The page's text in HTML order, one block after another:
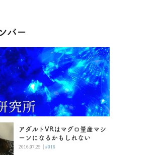
バー
アダルトVRはマグロ量産マシ
ーンになるかもしれない
2016.07.29 | #016